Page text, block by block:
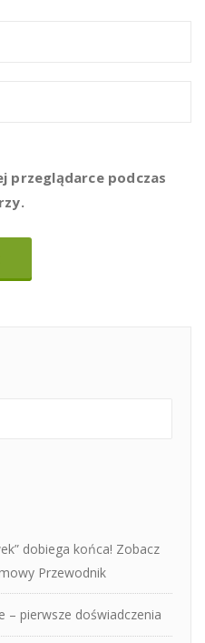
przeglądarce podczas
dobiega końca! Zobacz
Przewodnik
– pierwsze doświadczenia